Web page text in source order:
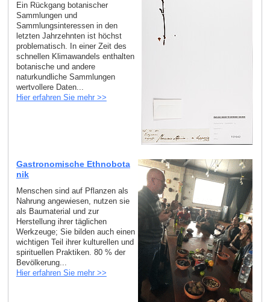
Ein Rückgang botanischer
Sammlungen und
Sammlungsinteressen in den
letzten Jahrzehnten ist höchst
problematisch. In einer Zeit des
schnellen Klimawandels enthalten
botanische und andere
naturkundliche Sammlungen
wertvollere Daten...
Hier erfahren Sie mehr >>
Gastronomische Ethnobota
nik
Menschen sind auf Pflanzen als
Nahrung angewiesen, nutzen sie
als Baumaterial und zur
Herstellung ihrer täglichen
Werkzeuge; Sie bilden auch einen
wichtigen Teil ihrer kulturellen und
spirituellen Praktiken. 80 % der
Bevölkerung...
Hier erfahren Sie mehr >>